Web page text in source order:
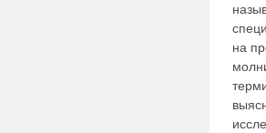
на